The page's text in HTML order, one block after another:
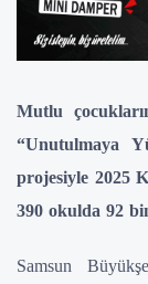
Mutlu
“Unutulmaya
projesiyle 2025
390 okulda 92
Samsun